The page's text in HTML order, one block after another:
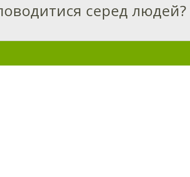
серед людей?